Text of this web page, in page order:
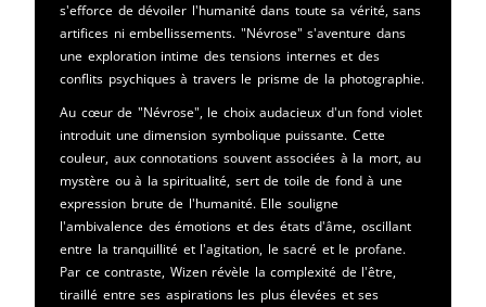
s'efforce de dévoiler l'humanité dans toute sa vérité, sans
artifices ni embellissements. "Névrose" s'aventure dans
une exploration intime des tensions internes et des
conflits psychiques à travers le prisme de la photographie.
Au cœur de "Névrose", le choix audacieux d'un fond violet
introduit une dimension symbolique puissante. Cette
couleur, aux connotations souvent associées à la mort, au
mystère ou à la spiritualité, sert de toile de fond à une
expression brute de l'humanité. Elle souligne
l'ambivalence des émotions et des états d'âme, oscillant
entre la tranquillité et l'agitation, le sacré et le profane.
Par ce contraste, Wizen révèle la complexité de l'être,
tiraillé entre ses aspirations les plus élevées et ses